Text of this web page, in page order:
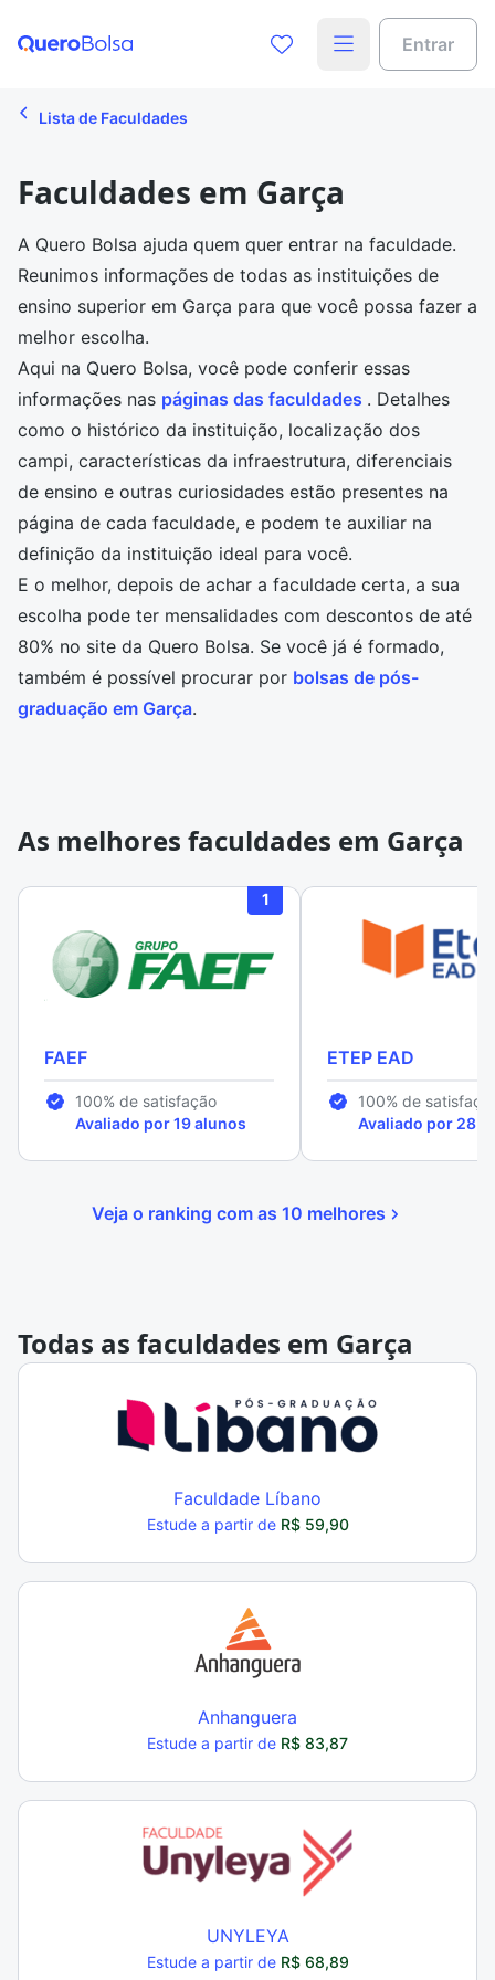
Entrar
Lista de Faculdades
Faculdades em Garça
A Quero Bolsa ajuda quem quer entrar na faculdade.
Reunimos informações de todas as instituições de
ensino superior em Garça para que você possa fazer a
melhor escolha.
Aqui na Quero Bolsa, você pode conferir essas
informações nas páginas das faculdades . Detalhes
como o histórico da instituição, localização dos
campi, características da infraestrutura, diferenciais
de ensino e outras curiosidades estão presentes na
página de cada faculdade, e podem te auxiliar na
definição da instituição ideal para você.
E o melhor, depois de achar a faculdade certa, a sua
escolha pode ter mensalidades com descontos de até
80% no site da Quero Bolsa. Se você já é formado,
também é possível procurar por bolsas de pós-
graduação em Garça.
As melhores faculdades em Garça
1
FAEF
100% de satisfação
Avaliado por 19 alunos
ETEP EAD
100% de
Avaliado por 28
Veja o ranking com as 10 melhores
Todas as faculdades em Garça
Faculdade Líbano
Estude a partir de R$ 59,90
Anhanguera
Estude a partir de R$ 83,87
UNYLEYA
Estude a partir de R$ 68,89